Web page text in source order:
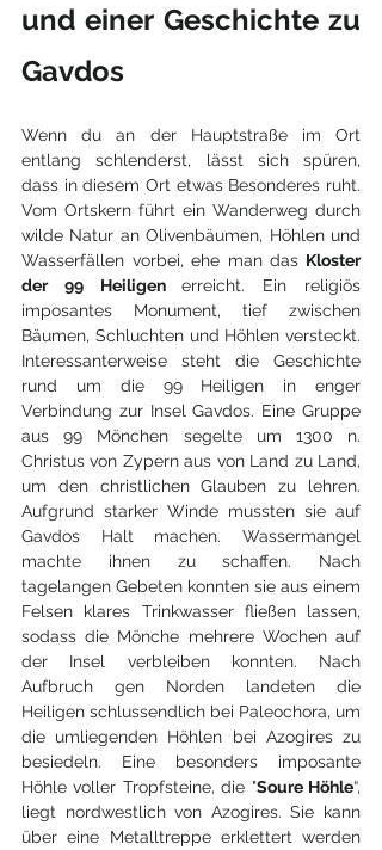
und einer Geschichte zu
Gavdos
Wenn du an der Hauptstraße im Ort
entlang schlenderst, lässt sich spüren,
dass in diesem Ort etwas Besonderes ruht.
Vom Ortskern führt ein Wanderweg durch
wilde Natur an Olivenbäumen, Höhlen und
Wasserfällen vorbei, ehe man das Kloster
der 99 Heiligen erreicht. Ein religiös
imposantes Monument, tief zwischen
Bäumen, Schluchten und Höhlen versteckt.
Interessanterweise steht die Geschichte
rund um die 99 Heiligen in enger
Verbindung zur Insel Gavdos. Eine Gruppe
aus 99 Mönchen segelte um 1300 n.
Christus von Zypern aus von Land zu Land,
um den christlichen Glauben zu lehren.
Aufgrund starker Winde mussten sie auf
Gavdos Halt machen. Wassermangel
machte ihnen zu schaffen. Nach
tagelangen Gebeten konnten sie aus einem
Felsen klares Trinkwasser fließen lassen,
sodass die Mönche mehrere Wochen auf
der Insel verbleiben konnten. Nach
Aufbruch gen Norden landeten die
Heiligen schlussendlich bei Paleochora, um
die umliegenden Höhlen bei Azogires zu
besiedeln. Eine besonders imposante
Höhle voller Tropfsteine, die "Soure Höhle“,
liegt nordwestlich von Azogires. Sie kann
über eine Metalltreppe erklettert werden